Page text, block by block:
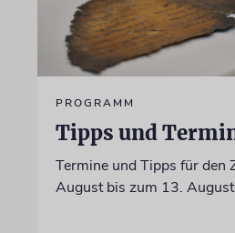
PROGRAMM
Tipps und
Termine und Tipps für den
August bis zum 13. August